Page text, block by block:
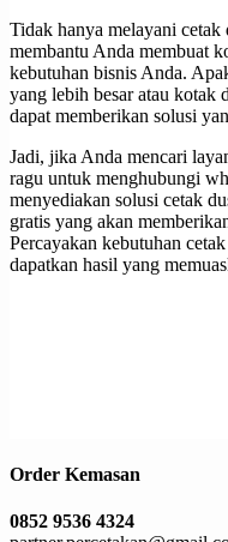
Tidak hanya melayani cetak
membantu Anda membuat
kebutuhan bisnis Anda.
yang lebih besar atau kotak
dapat memberikan solusi
Jadi, jika Anda mencari
ragu untuk menghubungi
menyediakan solusi cetak
gratis yang akan
Percayakan kebutuhan
dapatkan hasil yang
Order Kemasan
0852 9536 4324